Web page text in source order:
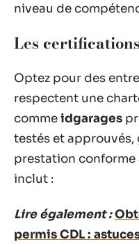
niveau de
Les
Optez pour des
respectent une
commeidgarages
testés et approuvés,
prestation conforme
inclut :
Lire également :
permis CDL :